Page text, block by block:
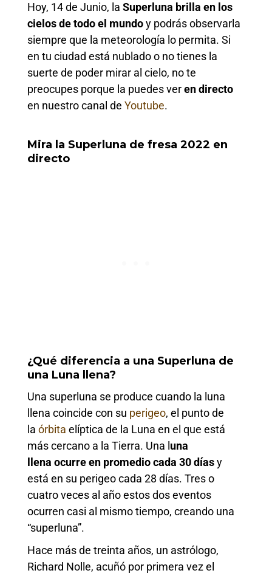
Hoy, 14 de Junio, la Superluna brilla en los
cielos de todo el mundoy podrás observarla
siempre que la meteorología lo permita. Si
en tu ciudad está nublado o no tienes la
suerte de poder mirar al cielo, no te
preocupes porque la puedes veren directo
en nuestro canal de Youtube.
Mira la Superluna de fresa 2022 en
directo
¿Qué diferencia a una Superluna de
una Luna llena?
Una superluna se produce cuando la luna
llena coincide con su perigeo, el punto de
la órbita elíptica de la Luna en el que está
más cercano a la Tierra. Una l una
llena ocurre en promedio cada 30 díasy
está en su perigeo cada 28 días. Tres o
cuatro veces al año estos dos eventos
ocurren casi al mismo tiempo, creando una
“superluna”.
Hace más de treinta años, un astrólogo,
Richard Nolle, acuñó por primera vez el